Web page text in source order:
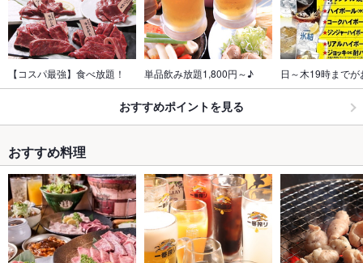
【コスパ最強】食べ放題！ 単品飲み放題1,800円～♪ 日～木19時までが
おすすめポイントを見る
おすすめ料理